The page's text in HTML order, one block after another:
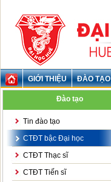
GIỚI THIỆU ĐÀO TẠO
Đào tạo
Tin đào tạo
CTĐT bậc Đại học
CTĐT Thạc sĩ
CTĐT Tiến sĩ